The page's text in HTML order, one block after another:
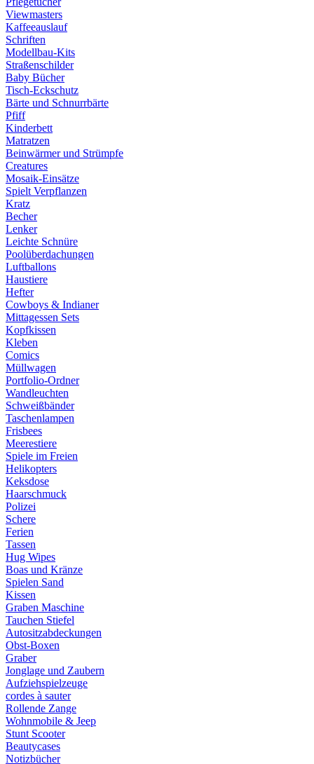
Viewmasters
Kaffeeauslauf
Schriften
Modellbau-Kits
Straßenschilder
Baby Bücher
Tisch-Eckschutz
Bärte und Schnurrbärte
Pfiff
Kinderbett
Matratzen
Beinwärmer und Strümpfe
Creatures
Mosaik-Einsätze
Spielt Verpflanzen
Kratz
Becher
Lenker
Leichte Schnüre
Poolüberdachungen
Luftballons
Haustiere
Hefter
Cowboys & Indianer
Mittagessen Sets
Kopfkissen
Kleben
Comics
Müllwagen
Portfolio-Ordner
Wandleuchten
Schweißbänder
Taschenlampen
Frisbees
Meerestiere
Spiele im Freien
Helikopters
Keksdose
Haarschmuck
Polizei
Schere
Ferien
Tassen
Hug Wipes
Boas und Kränze
Spielen Sand
Kissen
Graben Maschine
Tauchen Stiefel
Autositzabdeckungen
Obst-Boxen
Graber
Jonglage und Zaubern
Aufziehspielzeuge
cordes à sauter
Rollende Zange
Wohnmobile & Jeep
Stunt Scooter
Beautycases
Notizbücher